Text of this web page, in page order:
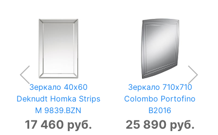
Зеркало 40x60
Deknudt Homka Strips
M 9839.BZN
17 460 руб.
Зеркало 710x710
Colombo Portofino
B2016
25 890 руб.